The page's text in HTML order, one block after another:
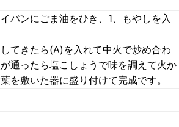
パンにごま油をひき、1、もやしを入
てきたら(A)を入れて中火で炒め合わ
通ったら塩こしょうで味を調えて火か
を敷いた器に盛り付けて完成です。